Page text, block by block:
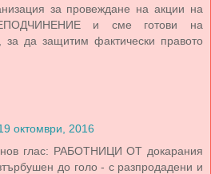
за провеждане на акции на
и сме готови на
за да защитим фактически правото
октомври, 2016
глас: РАБОТНИЦИ ОТ докарания
до голо - с разпродадени и